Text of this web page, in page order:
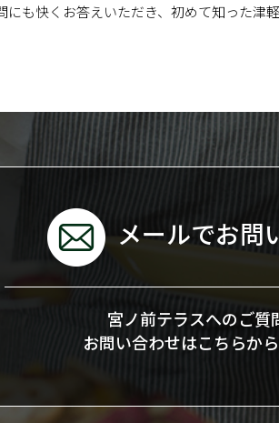
にも快くお答えいただき、初めて知った津
メールでお問
宮ノ前テラスへのご質
お問い合わせはこちらか